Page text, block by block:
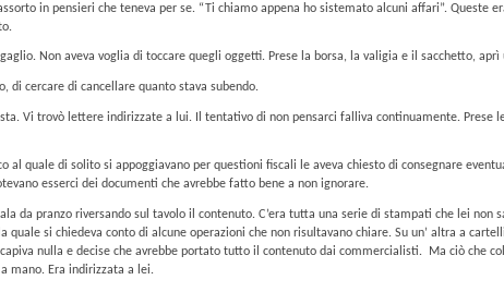
in pensieri che teneva per se. “Ti chiamo appena ho sistemato alcuni affari”. Queste
Non aveva voglia di toccare quegli oggetti. Prese la borsa, la valigia e il sacchetto,
di cercare di cancellare quanto stava subendo.
Vi trovò lettere indirizzate a lui. Il tentativo di non pensarci falliva continuamente. Prese
al quale di solito si appoggiavano per questioni fiscali le aveva chiesto di consegnare
esserci dei documenti che avrebbe fatto bene a non ignorare.
da pranzo riversando sul tavolo il contenuto. C’era tutta una serie di stampati che lei non
si chiedeva conto di alcune operazioni che non risultavano chiare. Su un’ altra a
nulla e decise che avrebbe portato tutto il contenuto dai commercialisti.
Ma ciò che
mano. Era indirizzata a lei.